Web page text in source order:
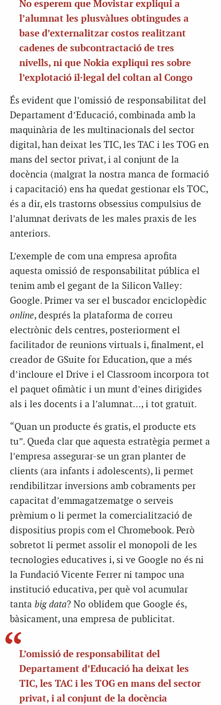
No esperem que Movistar expliqui a
l’alumnat les plusvàlues obtingudes a
base d’externalitzar costos realitzant
cadenes de subcontractació de tres
nivells, ni que Nokia expliqui res sobre
l’explotació il·legal del coltan al Congo
És evident que l’omissió de responsabilitat del
Departament d’Educació, combinada amb la
maquinària de les multinacionals del sector
digital, han deixat les TIC, les TAC i les TOG en
mans del sector privat, i al conjunt de la
docència (malgrat la nostra manca de formació
i capacitació) ens ha quedat gestionar els TOC,
és a dir, els trastorns obsessius compulsius de
l’alumnat derivats de les males praxis de les
anteriors.
L’exemple de com una empresa aprofita
aquesta omissió de responsabilitat pública el
tenim amb el gegant de la Silicon Valley:
Google. Primer va ser el buscador enciclopèdic
online, després la plataforma de correu
electrònic dels centres, posteriorment el
facilitador de reunions virtuals i, finalment, el
creador de GSuite for Education, que a més
d’incloure el Drive i el Classroom incorpora tot
el paquet ofimàtic i un munt d’eines dirigides
als i les docents i a l’alumnat…, i tot gratuït.
“Quan un producte és gratis, el producte ets
tu”. Queda clar que aquesta estratègia permet a
l’empresa assegurar-se un gran planter de
clients (ara infants i adolescents), li permet
rendibilitzar inversions amb cobraments per
capacitat d’emmagatzematge o serveis
prèmium o li permet la comercialització de
dispositius propis com el Chromebook. Però
sobretot li permet assolir el monopoli de les
tecnologies educatives i, si ve Google no és ni
la Fundació Vicente Ferrer ni tampoc una
institució educativa, per què vol acumular
tanta big data? No oblidem que Google és,
bàsicament, una empresa de publicitat.
L’omissió de responsabilitat del
Departament d’Educació ha deixat les
TIC, les TAC i les TOG en mans del sector
privat, i al conjunt de la docència